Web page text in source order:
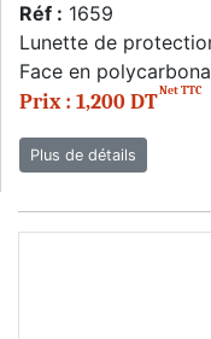
Réf : 1659
Lunette de
Face en
Prix : 1,200 DTNet TTC
Plus de détails